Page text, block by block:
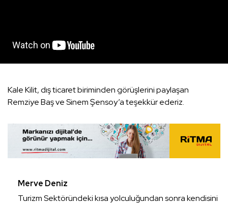
Kale Kilit, dış ticaret biriminden görüşlerini paylaşan
Remziye Baş ve Sinem Şensoy’a teşekkür ederiz.
Merve Deniz
Turizm Sektöründeki kısa yolculuğundan sonra kendisini